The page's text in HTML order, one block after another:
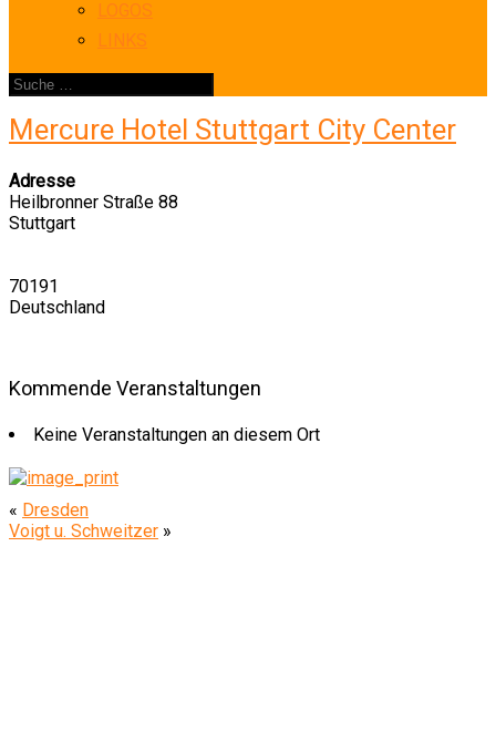
LOGOS
LINKS
Mercure Hotel Stuttgart City Center
Adresse
Heilbronner Straße 88
Stuttgart
70191
Deutschland
Kommende Veranstaltungen
Keine Veranstaltungen an diesem Ort
« Dresden
Voigt u. Schweitzer »